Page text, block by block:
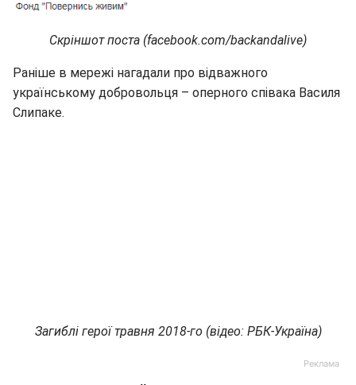
Скріншот поста (facebook.com/backandalive)
Раніше в мережі нагадали про відважного
українському добровольця – оперного співака Василя
Слипаке.
Загиблі герої травня 2018-го (відео: РБК-Україна)